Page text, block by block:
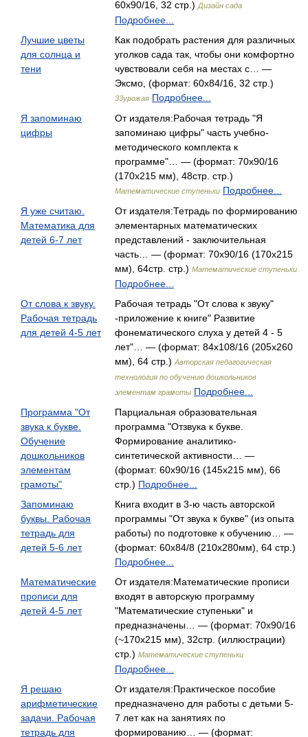
60x90/16, 32 стр.) Дизайн сада
Подробнее...
Лучшие цветы
для солнца и
тени
Как подобрать растения для различных
уголков сада так, чтобы они комфортно
чувствовали себя на местах с… —
Эксмо, (формат: 60x84/16, 32 стр.)
33урожая Подробнее...
Я запоминаю
цифры
От издателя:Рабочая тетрадь "Я
запоминаю цифры" часть учебно-
методического комплекта к
программе"… — (формат: 70x90/16
(170х215 мм), 48стр. стр.)
Математические ступеньки Подробнее...
Я уже считаю.
Математика для
детей 6-7 лет
От издателя:Тетрадь по формированию
элементарных математических
представлений - заключительная
часть… — (формат: 70x90/16 (170х215
мм), 64стр. стр.) Математические ступеньки
Подробнее...
От слова к звуку.
Рабочая тетрадь
для детей 4-5 лет
Рабочая тетрадь "От слова к звуку"
-приложение к книге" Развитие
фонематического слуха у детей 4 - 5
лет"… — (формат: 84x108/16 (205х260
мм), 64 стр.) Авторская педагогическая
технология по обучению дошкольников
элементам грамоты Подробнее...
Программа "От
звука к букве.
Обучение
дошкольников
элементам
грамоты"
Парциальная образовательная
программа "Отзвука к букве.
Формирование аналитико-
синтетической активности… —
(формат: 60x90/16 (145х215 мм), 66
стр.) Подробнее...
Запоминаю
буквы. Рабочая
тетрадь для
детей 5-6 лет
Книга входит в 3-ю часть авторской
программы "От звука к букве" (из опыта
работы) по подготовке к обучению… —
(формат: 60x84/8 (210x280мм), 64 стр.)
Подробнее...
Математические
прописи для
детей 4-5 лет
От издателя:Математические прописи
входят в авторскую программу
"Математические ступеньки" и
предназначены… — (формат: 70x90/16
(~170х215 мм), 32стр. (иллюстрации)
стр.) Математические ступеньки
Подробнее...
Я решаю
арифметические
задачи. Рабочая
тетрадь для
От издателя:Практическое пособие
предназначено для работы с детьми 5-
7 лет как на занятиях по
формированию… — (формат: